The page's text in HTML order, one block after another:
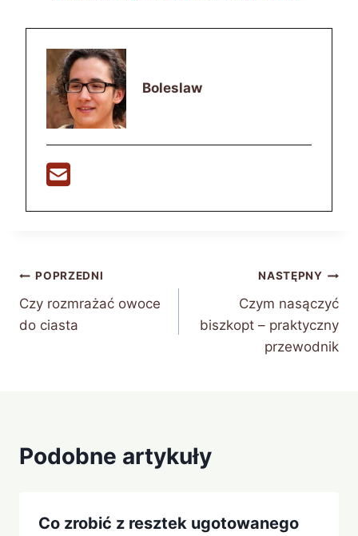
Boleslaw
Nawigacja
wpisu
POPRZEDNI
Czy rozmrażać owoce
do ciasta
NASTĘPNY
Czym nasączyć
biszkopt – praktyczny
przewodnik
Podobne artykuły
Co zrobić z resztek ugotowanego